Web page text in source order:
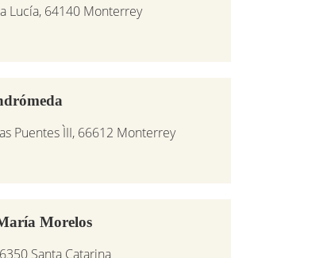
Lucía, 64140 Monterrey
Puentes ÌII, 66612 Monterrey
Morelos
Santa Catarina